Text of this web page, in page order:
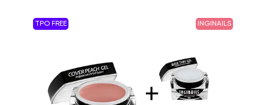
TPO FREE INGINAILS